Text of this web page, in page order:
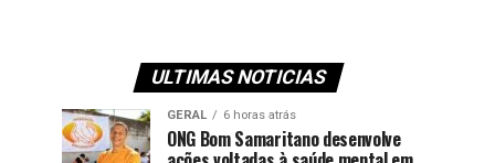
ULTIMAS NOTICIAS
GERAL 6 horas atrás
ONG Bom Samaritano desenvolve